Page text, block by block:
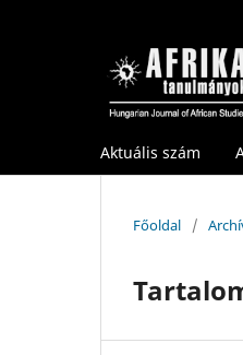
Aktuális szám
Főoldal /